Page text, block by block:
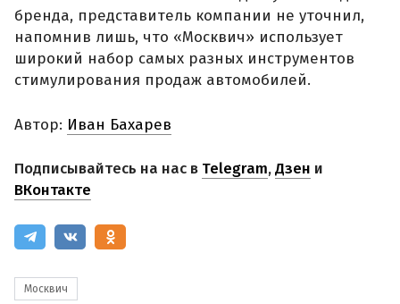
бренда, представитель компании не уточнил,
напомнив лишь, что «Москвич» использует
широкий набор самых разных инструментов
стимулирования продаж автомобилей.
Автор: Иван Бахарев
Подписывайтесь на нас в Telegram,Дзен и
ВКонтакте
Москвич